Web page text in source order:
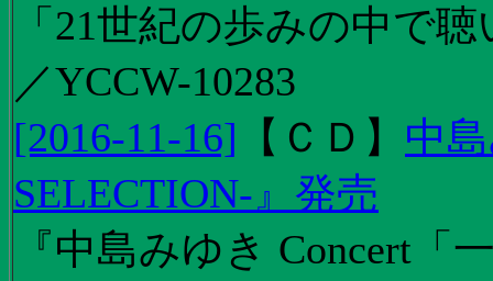
「21世紀の歩みの中で
／YCCW-10283
[2016-11-16] 【 ＣＤ 】 中
SELECTION-』発売
『中島みゆき Concert